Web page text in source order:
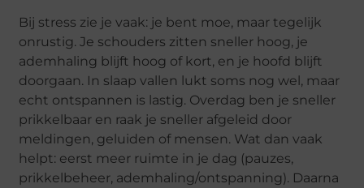
Bij stress zie je vaak: je bent moe, maar tegelijk
onrustig. Je schouders zitten sneller hoog, je
ademhaling blijft hoog of kort, en je hoofd blijft
doorgaan. In slaap vallen lukt soms nog wel, maar
echt ontspannen is lastig. Overdag ben je sneller
prikkelbaar en raak je sneller afgeleid door
meldingen, geluiden of mensen. Wat dan vaak
helpt: eerst meer ruimte in je dag (pauzes,
prikkelbeheer, ademhaling/ontspanning). Daarna